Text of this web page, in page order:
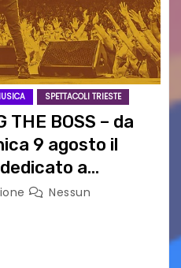
SPETTACOLI TRIESTE
THE BOSS – da
9 agosto il
a
Nessun